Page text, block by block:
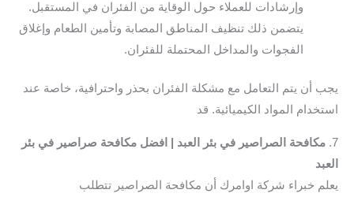
وإرشادات للعملاء حول الوقاية من الفئران في المستقبل.
يتضمن ذلك تنظيف المناطق المصابة وتأمين الطعام وإغلاق
الفجوات والمداخل المحتملة للفئران.
يجب أن يتم التعامل مع مشكلة الفئران بحذر واحترافية، خاصة عند
استخدام المواد الكيميائية. قد
7. مكافحة الصراصير في بئر العبد | افضل مكافحة صراصير في بئر
العبد
يعلم خبراء شركة اوامرك أن مكافحة الصراصير تتطلب